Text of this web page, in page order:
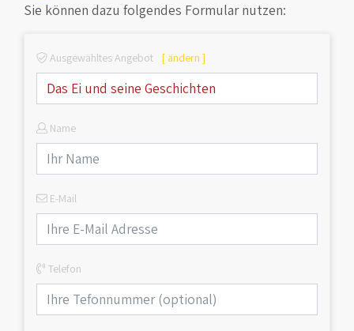
Sie können dazu folgendes Formular nutzen:
Ausgewähltes Angebot [ ändern ]
Name
E-Mail
Telefon